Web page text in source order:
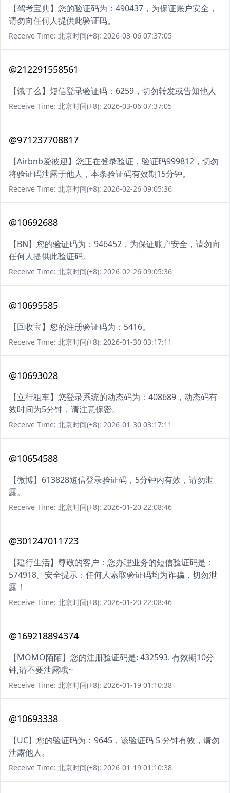
【驾考宝典】您的验证码为：490437，为保证账户安全，
请勿向任何人提供此验证码。
Receive Time: 北京时间(+8): 2026-03-06 07:37:05
@212291558561
【饿了么】短信登录验证码：6259，切勿转发或告知他人
Receive Time: 北京时间(+8): 2026-03-06 07:37:05
@971237708817
【Airbnb爱彼迎】您正在登录验证，验证码999812，切勿
将验证码泄露于他人，本条验证码有效期15分钟。
Receive Time: 北京时间(+8): 2026-02-26 09:05:36
@10692688
【BN】您的验证码为：946452，为保证账户安全，请勿向
任何人提供此验证码。
Receive Time: 北京时间(+8): 2026-02-26 09:05:36
@10695585
【回收宝】您的注册验证码为：5416。
Receive Time: 北京时间(+8): 2026-01-30 03:17:11
@10693028
【立行租车】您登录系统的动态码为：408689，动态码有
效时间为5分钟，请注意保密。
Receive Time: 北京时间(+8): 2026-01-30 03:17:11
@10654588
【微博】613828短信登录验证码，5分钟内有效，请勿泄
露。
Receive Time: 北京时间(+8): 2026-01-20 22:08:46
@301247011723
【建行生活】尊敬的客户：您办理业务的短信验证码是：
574918。安全提示：任何人索取验证码均为诈骗，切勿泄
露！
Receive Time: 北京时间(+8): 2026-01-20 22:08:46
@169218894374
【MOMO陌陌】您的注册验证码是: 432593. 有效期10分
钟,请不要泄露哦~
Receive Time: 北京时间(+8): 2026-01-19 01:10:38
@10693338
【UC】您的验证码为：9645，该验证码 5 分钟有效，请勿
泄露他人。
Receive Time: 北京时间(+8): 2026-01-19 01:10:38